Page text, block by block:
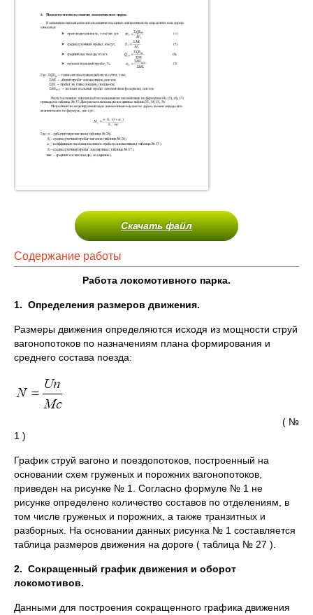
Скачать файл
Содержание работы
Работа локомотивного парка.
1. Определения размеров движения.
Размеры движения определяются исходя из мощности струй
вагонопотоков по назначениям плана формирования и
среднего состава поезда:
( №
1 )
График струй вагоно и поездопотоков, построенный на
основании схем груженых и порожних вагонопотоков,
приведен на рисунке № 1. Согласно формуле № 1 не
рисунке определено количество составов по отделениям, в
том числе груженых и порожних, а также транзитных и
разборных. На основании данных рисунка № 1 составляется
таблица размеров движения на дороге ( таблица № 27 ).
2. Сокращенный график движения и оборот
локомотивов.
Данными для построения сокращенного графика движения